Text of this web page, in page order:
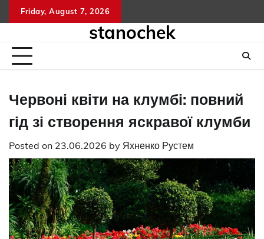
to
Friday, August 7, 2026
stanochek
Червоні квіти на клумбі: повний
гід зі створення яскравої клумби
Posted on 23.06.2026 by Яхненко Рустем